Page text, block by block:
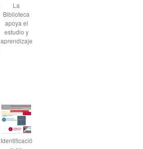
La
Biblioteca
apoya el
estudio y
aprendizaje
Identificació